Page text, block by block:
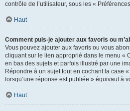
contrôle de l’utilisateur, sous les «
Haut
Comment puis-je ajouter aux favoris ou
Vous pouvez ajouter aux favoris ou vous
cliquant sur le lien approprié dans le menu «
en bas des sujets et parfois illustré par une
Répondre à un sujet tout en cochant la case
lorsqu’une réponse est publiée » équivaut à
Haut